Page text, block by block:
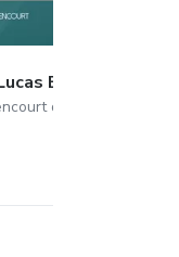
Bittencourt
da Silveira